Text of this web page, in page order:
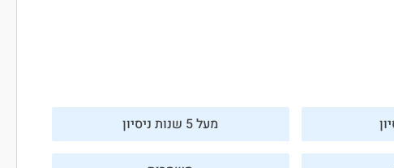
מעל 5 שנות ניסיון